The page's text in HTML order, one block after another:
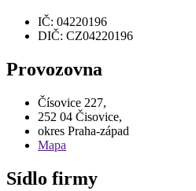
IČ: 04220196
DIČ: CZ04220196
Provozovna
Čísovice 227,
252 04 Čisovice,
okres Praha-západ
Mapa
Sídlo firmy